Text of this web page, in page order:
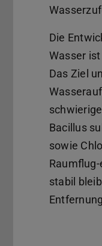
Die
Wasser
Das Ziel
Bacillus
sowie
stabil